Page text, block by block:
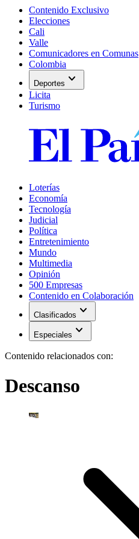
Contenido Exclusivo
Elecciones
Cali
Valle
Comunicadores en Comunas
Colombia
Deportes expand_more
Licita
Turismo
Loterías
Economía
Tecnología
Judicial
Política
Entretenimiento
Mundo
Multimedia
Opinión
500 Empresas
Contenido en Colaboración
Clasificados expand_more
Especiales expand_more
Contenido relacionados con:
Descanso